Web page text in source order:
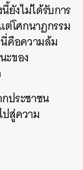
ยังไม่ได้รับการ
ต่โศกนาฏกรรม
คือความล้ม
ะของ
ประชาชน
สู่ความ